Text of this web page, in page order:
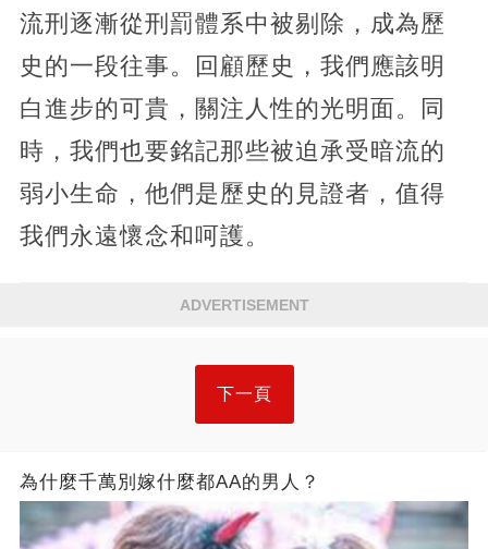
流刑逐漸從刑罰體系中被剔除，成為歷
史的一段往事。回顧歷史，我們應該明
白進步的可貴，關注人性的光明面。同
時，我們也要銘記那些被迫承受暗流的
弱小生命，他們是歷史的見證者，值得
我們永遠懷念和呵護。
ADVERTISEMENT
下一頁
為什麼千萬別嫁什麼都AA的男人？